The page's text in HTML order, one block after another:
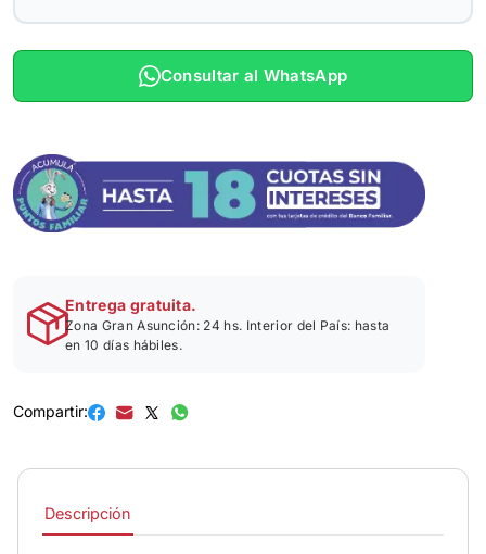
Consultar al WhatsApp
Entrega gratuita.
Zona Gran Asunción: 24 hs. Interior del País: hasta
en 10 días hábiles.
Compartir:
Descripción